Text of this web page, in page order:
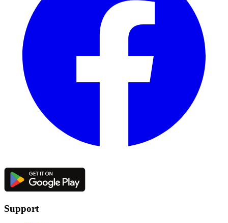
Support